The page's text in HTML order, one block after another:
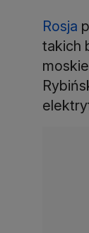
Rosja
takich